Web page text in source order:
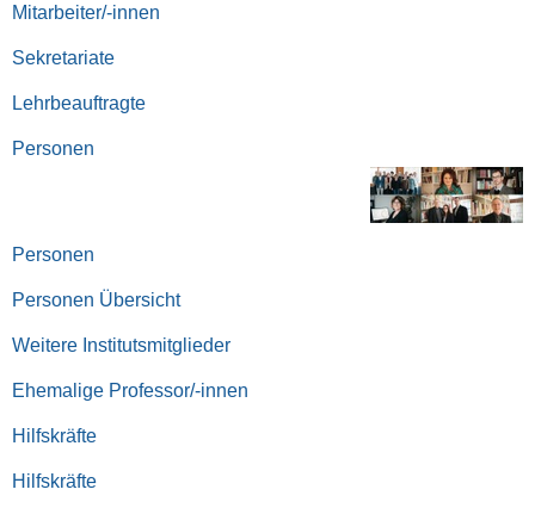
Mitarbeiter/-innen
Sekretariate
Lehrbeauftragte
Personen
Personen
Personen Übersicht
Weitere Institutsmitglieder
Ehemalige Professor/-innen
Hilfskräfte
Hilfskräfte